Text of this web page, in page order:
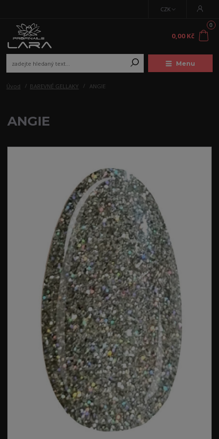
Menu
CZK
0
0,00 Kč
Úvod BAREVNÉ GELLAKY ANGIE
ANGIE